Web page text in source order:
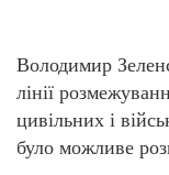
Володимир
лінії
цивільних і
було можливе